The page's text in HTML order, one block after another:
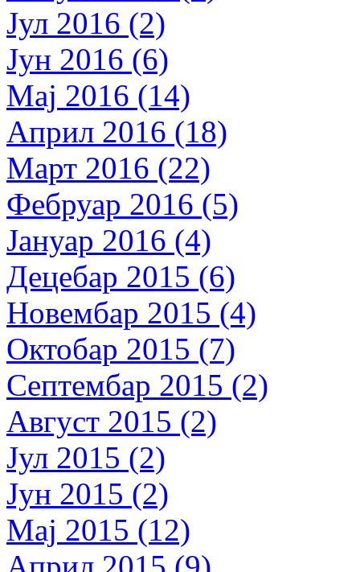
Јул 2016 (2)
Јун 2016 (6)
Мај 2016 (14)
Април 2016 (18)
Март 2016 (22)
Фебруар 2016 (5)
Јануар 2016 (4)
Децебар 2015 (6)
Новембар 2015 (4)
Октобар 2015 (7)
Септембар 2015 (2)
Август 2015 (2)
Јул 2015 (2)
Јун 2015 (2)
Мај 2015 (12)